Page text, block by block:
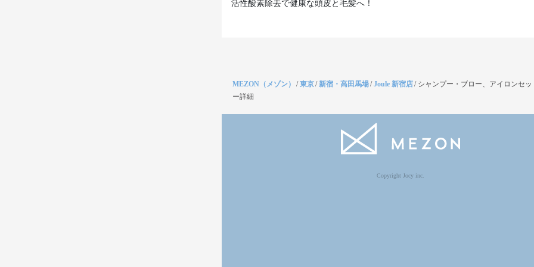
活性酸素除去で健康な頭皮と毛髪へ！
MEZON（メゾン） /東京/新宿・高田馬場/Joule 新宿店/ シャンプー・ブロー、アイロンセッ
ー詳細
Copyright Jocy inc.